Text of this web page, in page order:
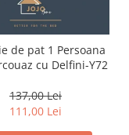
de pat 1 Persoana
cu Delfini-Y72
137,00 Lei
111,00 Lei